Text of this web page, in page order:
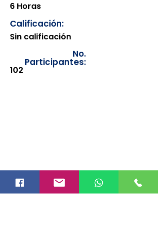
6 Horas
Calificación:
Sin calificación
No.
Participantes:
102
correspondientes del año en
curso. Si requiere consultar una
constancia de años anteriores, le